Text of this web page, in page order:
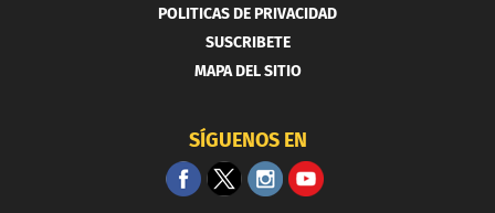
POLITICAS DE PRIVACIDAD
SUSCRIBETE
MAPA DEL SITIO
SÍGUENOS EN